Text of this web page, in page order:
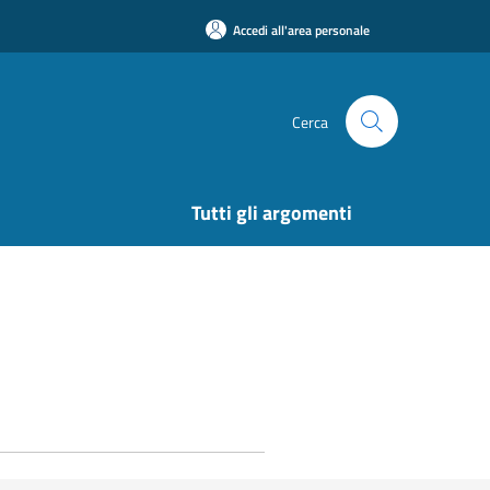
Accedi all'area personale
Cerca
Tutti gli argomenti